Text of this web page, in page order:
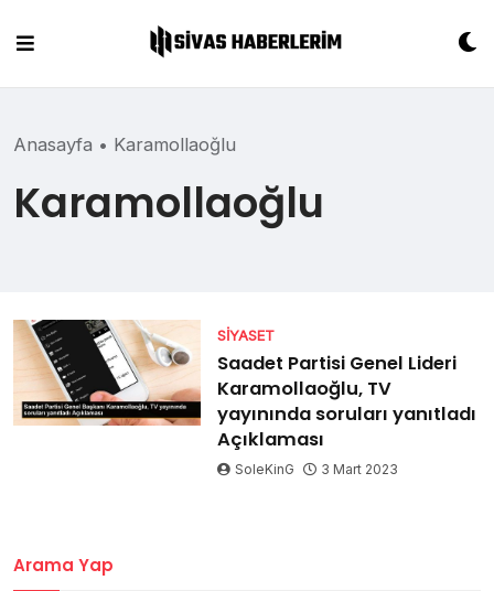
content
Anasayfa • Karamollaoğlu
Karamollaoğlu
SIYASET
Saadet Partisi Genel Lideri
Karamollaoğlu, TV
yayınında soruları yanıtladı
Açıklaması
SoleKinG 3 Mart 2023
Arama Yap